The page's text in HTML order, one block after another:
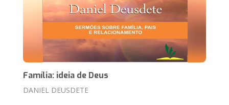
Família: ideia de Deus
DANIEL DEUSDETE